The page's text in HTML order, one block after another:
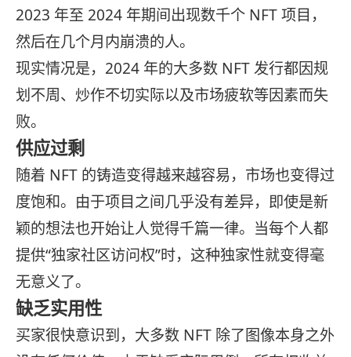
2023 年至 2024 年期间出现数千个 NFT 项目，
然后在几个月内崩溃的人。
现实情况是，2024 年的大多数 NFT 发行都因规
划不周、炒作不切实际以及市场疲软等因素而失
败。
供应过剩
随着 NFT 的铸造变得越来越容易，市场也变得过
度饱和。由于项目之间几乎没有差异，即使是新
颖的想法也开始让人觉得千篇一律。当每个人都
提供“独家社区访问权”时，这种独家性就变得毫
无意义了。
缺乏实用性
买家很快意识到，大多数 NFT 除了图像本身之外